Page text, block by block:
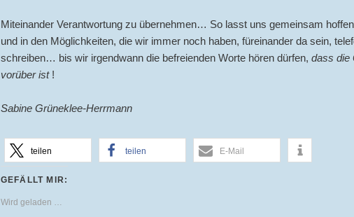
Miteinander Verantwortung zu übernehmen… So lasst uns gemeinsam
und in den Möglichkeiten, die wir immer noch haben, füreinander da sein,
schreiben… bis wir irgendwann die befreienden Worte hören dürfen, dass die
vorüber ist !
Sabine Grüneklee-Herrmann
teilen teilen E-Mail
GEFÄLLT MIR:
Wird geladen …